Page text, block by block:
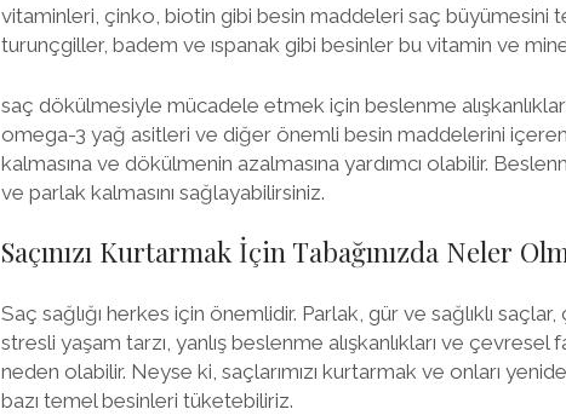
vitaminleri, çinko, biotin gibi besin maddeleri saç büyümesini
turunçgiller, badem ve ıspanak gibi besinler bu vitamin ve
saç dökülmesiyle mücadele etmek için beslenme
omega-3 yağ asitleri ve diğer önemli besin maddelerini içeren
kalmasına ve dökülmenin azalmasına yardımcı olabilir.
ve parlak kalmasını sağlayabilirsiniz.
Saçınızı Kurtarmak İçin Tabağınızda Neler
Saç sağlığı herkes için önemlidir. Parlak, gür ve sağlıklı
stresli yaşam tarzı, yanlış beslenme alışkanlıkları ve çevresel
neden olabilir. Neyse ki, saçlarımızı kurtarmak ve onları
bazı temel besinleri tüketebiliriz.